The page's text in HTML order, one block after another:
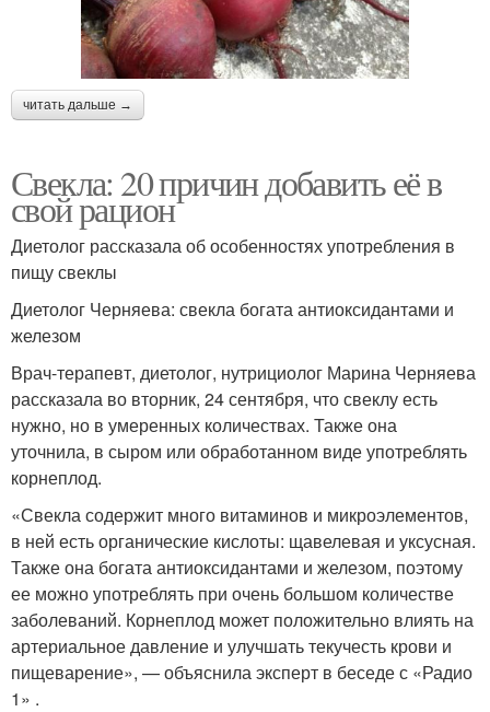
читать дальше →
Свекла: 20 причин добавить её в
свой рацион
Диетолог рассказала об особенностях употребления в
пищу свеклы
Диетолог Черняева: свекла богата антиоксидантами и
железом
Врач-терапевт, диетолог, нутрициолог Марина Черняева
рассказала во вторник, 24 сентября, что свеклу есть
нужно, но в умеренных количествах. Также она
уточнила, в сыром или обработанном виде употреблять
корнеплод.
«Свекла содержит много витаминов и микроэлементов,
в ней есть органические кислоты: щавелевая и уксусная.
Также она богата антиоксидантами и железом, поэтому
ее можно употреблять при очень большом количестве
заболеваний. Корнеплод может положительно влиять на
артериальное давление и улучшать текучесть крови и
пищеварение», — объяснила эксперт в беседе с «Радио
1» .